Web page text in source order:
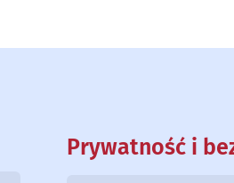
Prywatność i